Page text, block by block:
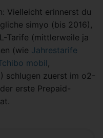
Vielleicht erinnerst du
simyo (bis 2016),
Tarife (mittlerweile ja
(wie Jahrestarife
mobil,
) schlugen zuerst im o2-
erste Prepaid-